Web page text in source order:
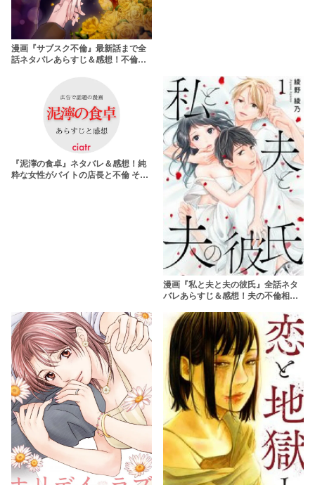
漫画『サブスク不倫』最新話まで全
話ネタバレあらすじ＆感想！不倫に
『泥濘の食卓』ネタバレ＆感想！純
粋な女性がバイトの店長と不倫 そし
漫画『私と夫と夫の彼氏』全話ネタ
バレあらすじ＆感想！夫の不倫相手